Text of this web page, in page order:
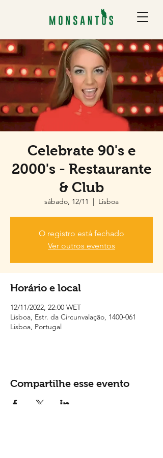
Celebrate 90's e
2000's - Restaurante
& Club
sábado, 12/11
  |
Lisboa
O registro está fechado
Ver outros eventos
Horário e local
12/11/2022, 22:00 WET
Lisboa, Estr. da Circunvalação, 1400-061
Lisboa, Portugal
Compartilhe esse evento